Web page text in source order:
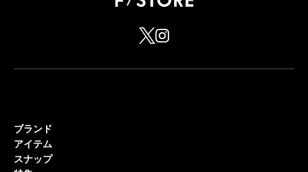
ブランド
アイテム
スナップ